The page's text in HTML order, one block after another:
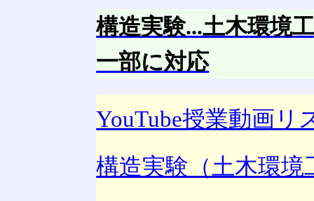
構造実験...土木環境
一部に対応
YouTube授業動画リ
構造実験（土木環